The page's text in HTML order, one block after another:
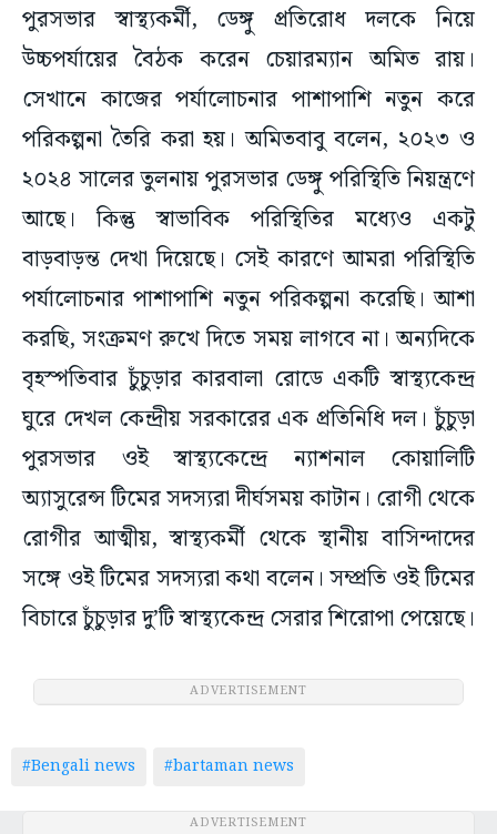
পুরসভার স্বাস্থ্যকর্মী, ডেঙ্গু প্রতিরোধ দলকে নিয়ে
উচ্চপর্যায়ের বৈঠক করেন চেয়ারম্যান অমিত রায়।
সেখানে কাজের পর্যালোচনার পাশাপাশি নতুন করে
পরিকল্পনা তৈরি করা হয়। অমিতবাবু বলেন, ২০২৩ ও
২০২৪ সালের তুলনায় পুরসভার ডেঙ্গু পরিস্থিতি নিয়ন্ত্রণে
আছে। কিন্তু স্বাভাবিক পরিস্থিতির মধ্যেও একটু
বাড়বাড়ন্ত দেখা দিয়েছে। সেই কারণে আমরা পরিস্থিতি
পর্যালোচনার পাশাপাশি নতুন পরিকল্পনা করেছি। আশা
করছি, সংক্রমণ রুখে দিতে সময় লাগবে না। অন্যদিকে
বৃহস্পতিবার চুঁচুড়ার কারবালা রোডে একটি স্বাস্থ্যকেন্দ্র
ঘুরে দেখল কেন্দ্রীয় সরকারের এক প্রতিনিধি দল। চুঁচুড়া
পুরসভার ওই স্বাস্থ্যকেন্দ্রে ন্যাশনাল কোয়ালিটি
অ্যাসুরেন্স টিমের সদস্যরা দীর্ঘসময় কাটান। রোগী থেকে
রোগীর আত্মীয়, স্বাস্থ্যকর্মী থেকে স্থানীয় বাসিন্দাদের
সঙ্গে ওই টিমের সদস্যরা কথা বলেন। সম্প্রতি ওই টিমের
বিচারে চুঁচুড়ার দু’টি স্বাস্থ্যকেন্দ্র সেরার শিরোপা পেয়েছে।
ADVERTISEMENT
#Bengali news #bartaman news
ADVERTISEMENT